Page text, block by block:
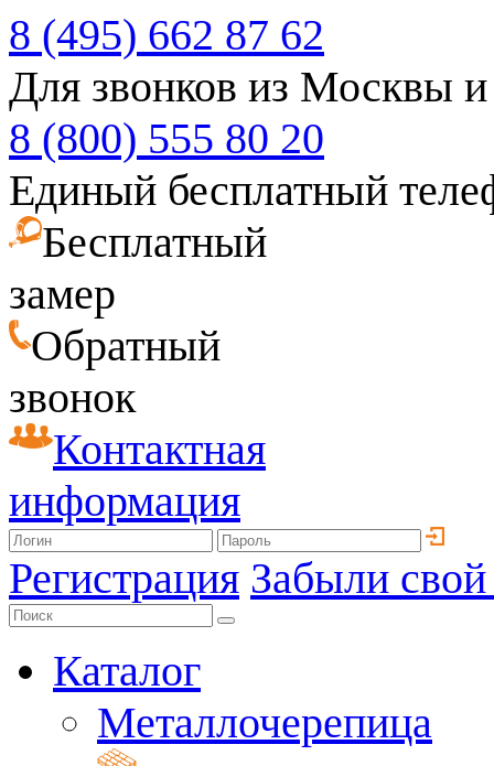
8 (495) 662 87 62
Для звонков из Москвы
8 (800) 555 80 20
Единый бесплатный
Бесплатный
замер
Обратный
звонок
Контактная
информация
Регистрация Забыли
Каталог
Металлочерепица